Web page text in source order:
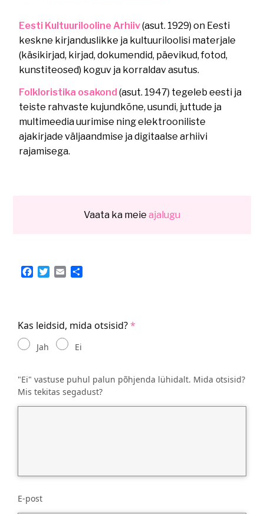
Eesti Kultuurilooline Arhiiv(asut. 1929) on Eesti
keskne kirjanduslikke ja kultuuriloolisi materjale
(käsikirjad, kirjad, dokumendid, päevikud, fotod,
kunstiteosed) koguv ja korraldav asutus.
Folkloristika osakond (asut. 1947) tegeleb eesti ja
teiste rahvaste kujundkõne, usundi, juttude ja
multimeedia uurimise ning elektrooniliste
ajakirjade väljaandmise ja digitaalse arhiivi
rajamisega.
Vaata ka meie ajalugu
Facebook
Twitter
Email
Kas leidsid, mida otsisid?
Jah Ei
"Ei" vastuse puhul palun põhjenda lühidalt. Mida otsisid?
Mis tekitas segadust?
E-post